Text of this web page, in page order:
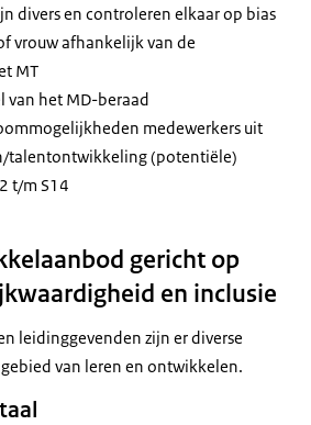
divers en controleren elkaar op bias
vrouw afhankelijk van de
MT
van het MD-beraad
medewerkers uit
talentontwikkeling (potentiële)
t/m S14
gericht op
en inclusie
leidinggevenden zijn er diverse
van leren en ontwikkelen.